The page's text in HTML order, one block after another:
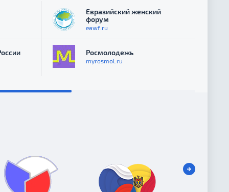
Евразийский женский
форум
eawf.ru
Росмолодежь
myrosmol.ru